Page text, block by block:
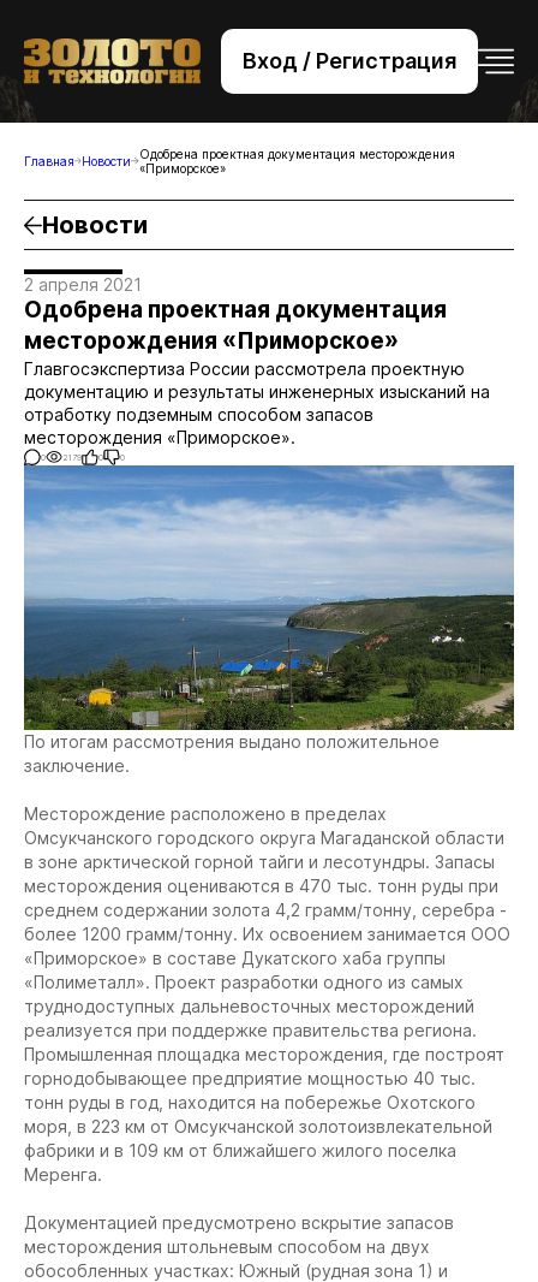
Вход / Регистрация
+7 (495) 221-76-32
bsv@zolteh.ru
Главная Новости
Одобрена проектная документация месторождения
«Приморское»
Новости
2 апреля 2021
Одобрена проектная документация
месторождения «Приморское»
Главгосэкспертиза России рассмотрела проектную
документацию и результаты инженерных изысканий на
отработку подземным способом запасов
месторождения «Приморское».
0 2179 0 0
По итогам рассмотрения выдано положительное
заключение.
Месторождение расположено в пределах
Омсукчанского городского округа Магаданской области
в зоне арктической горной тайги и лесотундры. Запасы
месторождения оцениваются в 470 тыс. тонн руды при
среднем содержании золота 4,2 грамм/тонну, серебра -
более 1200 грамм/тонну. Их освоением занимается ООО
«Приморское» в составе Дукатского хаба группы
«Полиметалл». Проект разработки одного из самых
труднодоступных дальневосточных месторождений
реализуется при поддержке правительства региона.
Промышленная площадка месторождения, где построят
горнодобывающее предприятие мощностью 40 тыс.
тонн руды в год, находится на побережье Охотского
моря, в 223 км от Омсукчанской золотоизвлекательной
фабрики и в 109 км от ближайшего жилого поселка
Меренга.
Документацией предусмотрено вскрытие запасов
месторождения штольневым способом на двух
обособленных участках: Южный (рудная зона 1) и